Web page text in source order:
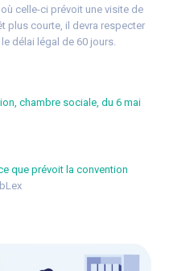
celle-ci prévoit une visite de
plus courte, il devra respecter
délai légal de 60 jours.
chambre sociale, du 6 mai
que prévoit la convention